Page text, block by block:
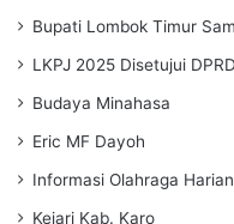
Bupati Lombok Timur
LKPJ 2025 Disetujui DPRD
Budaya Minahasa
Eric MF Dayoh
Informasi Olahraga Harian
Kejari Kab. Karo